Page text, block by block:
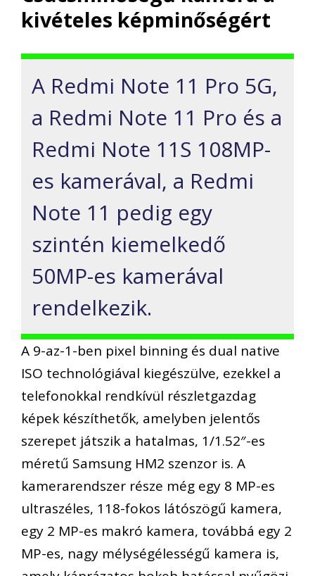
kivételes képminőségért
A Redmi Note 11 Pro 5G,
a Redmi Note 11 Pro és a
Redmi Note 11S 108MP-
es kamerával, a Redmi
Note 11 pedig egy
szintén kiemelkedő
50MP-es kamerával
rendelkezik.
A 9-az-1-ben pixel binning és dual native
ISO technológiával kiegészülve, ezekkel a
telefonokkal rendkívül részletgazdag
képek készíthetők, amelyben jelentős
szerepet játszik a hatalmas, 1/1.52″-es
méretű Samsung HM2 szenzor is. A
kamerarendszer része még egy 8 MP-es
ultraszéles, 118-fokos látószögű kamera,
egy 2 MP-es makró kamera, továbbá egy 2
MP-es, nagy mélységélességű kamera is,